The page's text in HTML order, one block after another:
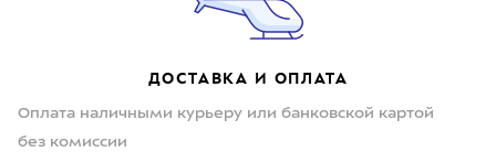
ДОСТАВКА И ОПЛАТА
Оплата наличными курьеру или банковской картой
без комиссии